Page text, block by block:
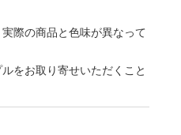
際の商品と色味が異なって
をお取り寄せいただくこと